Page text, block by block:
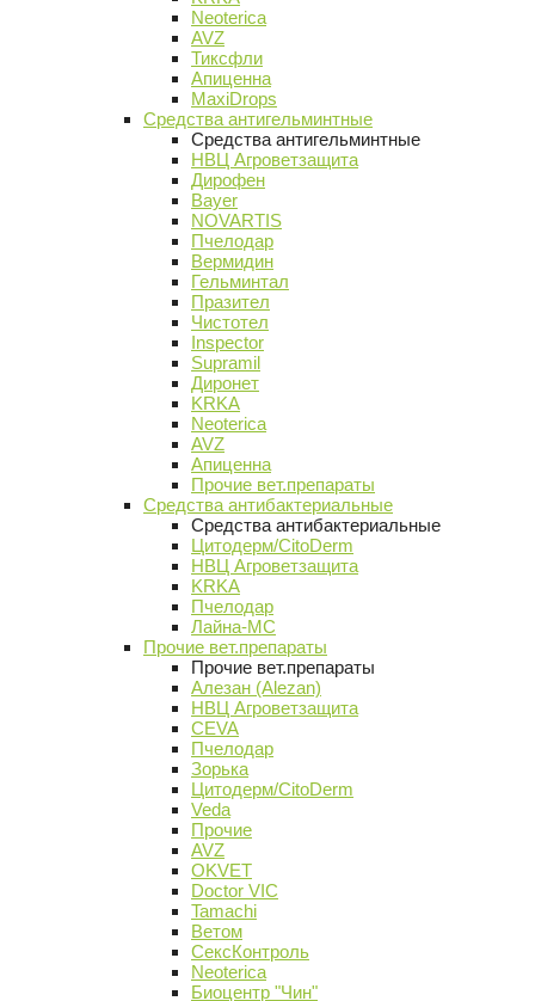
Neoterica
AVZ
Тиксфли
Апиценна
MaxiDrops
Средства антигельминтные
Средства антигельминтные
НВЦ Агроветзащита
Дирофен
Bayer
NOVARTIS
Пчелодар
Вермидин
Гельминтал
Празител
Чистотел
Inspector
Supramil
Диронет
KRKA
Neoterica
AVZ
Апиценна
Прочие вет.препараты
Средства антибактериальные
Средства антибактериальные
Цитодерм/CitoDerm
НВЦ Агроветзащита
KRKA
Пчелодар
Лайна-МС
Прочие вет.препараты
Прочие вет.препараты
Алезан (Alezan)
НВЦ Агроветзащита
CEVA
Пчелодар
Зорька
Цитодерм/CitoDerm
Veda
Прочие
AVZ
OKVET
Doctor VIC
Tamachi
Ветом
СексКонтроль
Neoterica
Биоцентр "Чин"